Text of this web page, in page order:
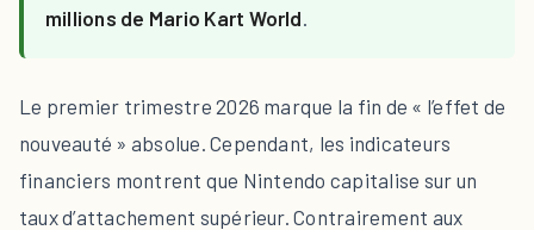
millions de Mario Kart World.
Le premier trimestre 2026 marque la fin de « l’effet de
nouveauté » absolue. Cependant, les indicateurs
financiers montrent que Nintendo capitalise sur un
taux d’attachement supérieur. Contrairement aux